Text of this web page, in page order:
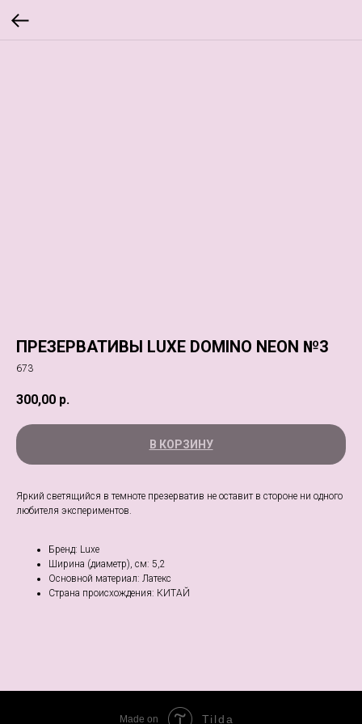
ПРЕЗЕРВАТИВЫ LUXE DOMINO NEON №3
673
300,00 р.
В КОРЗИНУ
Яркий светящийся в темноте презерватив не оставит в стороне ни одного
любителя экспериментов.
Бренд: Luxe
Ширина (диаметр), см: 5,2
Основной материал: Латекс
Страна происхождения: КИТАЙ
Made on Tilda